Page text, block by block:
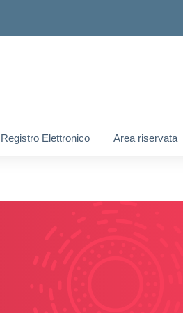
Registro Elettronico Area riservata